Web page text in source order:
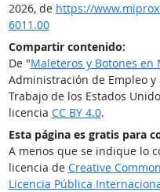
2026, de https://
6011.00
Compartir contenido:
De "Maleteros y Botones en
Administración de Empleo
Trabajo de los Estados
licencia CC BY 4.0.
Esta página es gratis para
A menos que se indique lo
licencia de Creative
Licencia Pública